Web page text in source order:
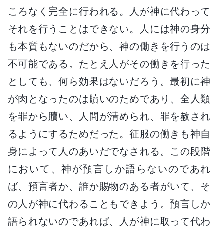
ころなく完全に行われる。人が神に代わって
それを行うことはできない。人には神の身分
も本質もないのだから、神の働きを行うのは
不可能である。たとえ人がその働きを行った
としても、何ら効果はないだろう。最初に神
が肉となったのは贖いのためであり、全人類
を罪から贖い、人間が清められ、罪を赦され
るようにするためだった。征服の働きも神自
身によって人のあいだでなされる。この段階
において、神が預言しか語らないのであれ
ば、預言者か、誰か賜物のある者がいて、そ
の人が神に代わることもできよう。預言しか
語られないのであれば、人が神に取って代わ